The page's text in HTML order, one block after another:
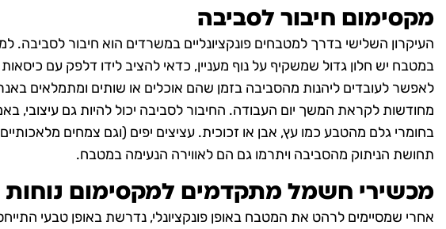
מקסימום חיבור לסביבה
העיקרון השלישי בדרך למטבחים פונקציונליים במשרדים הוא חיבור לסביבה.
במטבח יש חלון גדול שמשקיף על נוף מעניין, כדאי להציב לידו דלפק עם
לאפשר לעובדים ליהנות מהסביבה בזמן שהם אוכלים או שותים ומתמלאים
מחודשות לקראת המשך יום העבודה. החיבור לסביבה יכול להיות גם עיצובי,
בחומרי גלם מהטבע כמו עץ, אבן או זכוכית. עציצים יפים (וגם צמחים
תחושת הניתוק מהסביבה ויתרמו גם הם לאווירה הנעימה במטבח.
מכשירי חשמל מתקדמים למקסימום נוחות
אחרי שמסיימים לרהט את המטבח באופן פונקציונלי, נדרשת באופן טבעי